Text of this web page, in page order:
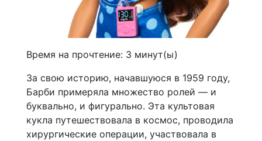
Время на прочтение: 3 минут(ы)
За свою историю, начавшуюся в 1959 году,
Барби примеряла множество ролей — и
буквально, и фигурально. Эта культовая
кукла путешествовала в космос, проводила
хирургические операции, участвовала в